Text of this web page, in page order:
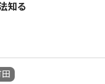
知る
田